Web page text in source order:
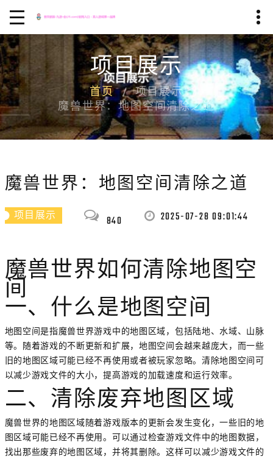
项目展示
首页
项目展示
魔兽世界：地图空间清除之道
魔兽世界：地图空间清除之道
项目展示 840 2025-07-28 09:01:44
魔兽世界如何清除地图空
间
一、什么是地图空间
地图空间是指魔兽世界游戏中的地图区域，包括陆地、水域、山脉
等。随着游戏的不断更新和扩展，地图空间会越来越庞大，而一些
旧的地图区域可能已经不再使用或者被玩家忽略。清除地图空间可
以减少游戏文件的大小，提高游戏的加载速度和运行效率。
二、清除废弃地图区域
魔兽世界的地图区域随着游戏版本的更新会发生变化，一些旧的地
图区域可能已经不再使用。可以通过检查游戏文件中的地图数据，
找出那些废弃的地图区域，并将其删除。这样可以减少游戏文件的